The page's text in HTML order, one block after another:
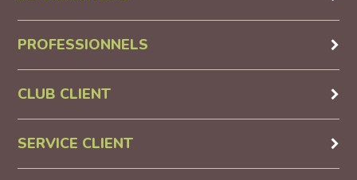
PROFESSIONNELS
CLUB CLIENT
SERVICE CLIENT